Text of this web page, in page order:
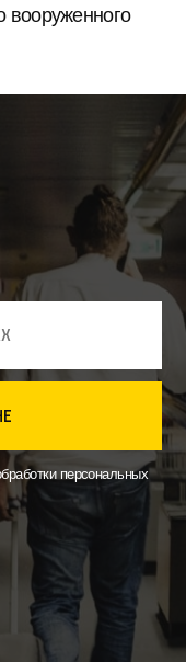
вооруженного
персональных